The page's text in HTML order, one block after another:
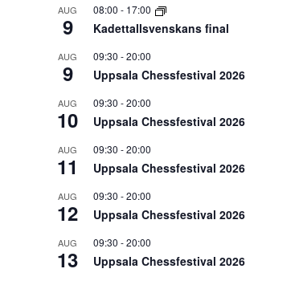
AUG
9
08:00 - 17:00
Kadettallsvenskans final
AUG
9
09:30 -20:00
Uppsala Chessfestival 2026
AUG
10
09:30 -20:00
Uppsala Chessfestival 2026
AUG
11
09:30 -20:00
Uppsala Chessfestival 2026
AUG
12
09:30 -20:00
Uppsala Chessfestival 2026
AUG
13
09:30 -20:00
Uppsala Chessfestival 2026